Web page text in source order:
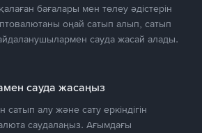
бағалары мен төлеу әдістерін
оңай сатып алып, сатып
сауда жасай алады.
сауда жасаңыз
сатып алу және сату еркіндігін
саудалаңыз. Ағымдағы